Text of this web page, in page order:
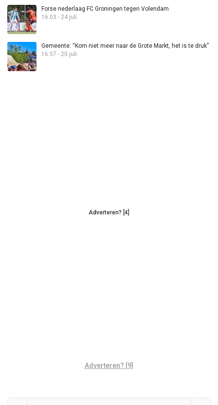
Forse nederlaag FC Groningen tegen Volendam
16:03 - 24 juli
Gemeente: “Kom niet meer naar de Grote Markt, het is te druk”
16:57 - 25 juli
Adverteren? [4]
Adverteren? [9]